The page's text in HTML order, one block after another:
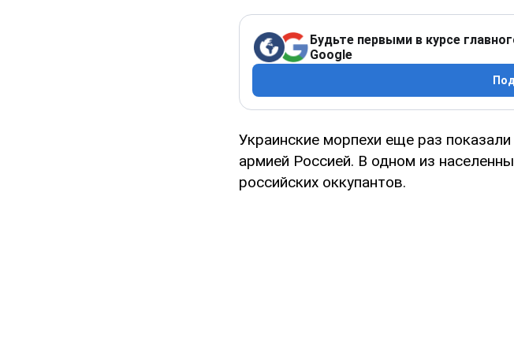
Будьте первыми в курсе
Google
Украинские морпехи еще раз
армией Россией. В одном из
российских оккупантов.